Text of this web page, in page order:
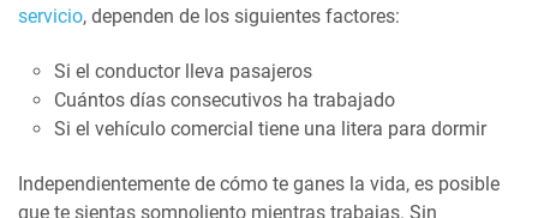
servicio, dependen de los siguientes factores:
Si el conductor lleva pasajeros
Cuántos días consecutivos ha trabajado
Si el vehículo comercial tiene una litera para dormir
Independientemente de cómo te ganes la vida, es posible
que te sientas somnoliento mientras trabajas. Sin